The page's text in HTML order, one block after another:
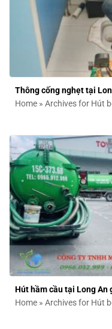
Thông cống nghẹt tại
Home » Archives for Hút
Hút hầm cầu tại Long An
Home » Archives for Hút